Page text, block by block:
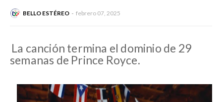
BELLO ESTÉREO febrero 07, 2025
La canción termina el dominio de 29
semanas de Prince Royce.